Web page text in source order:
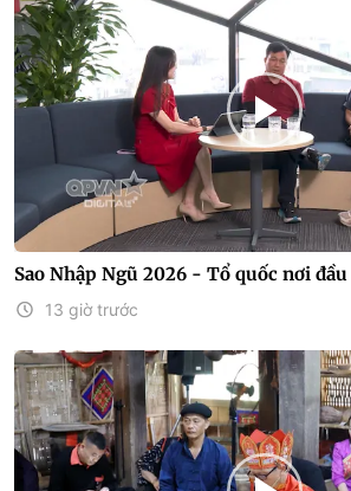
Sao Nhập Ngũ 2026 - Tổ quốc nơi
13 giờ trước